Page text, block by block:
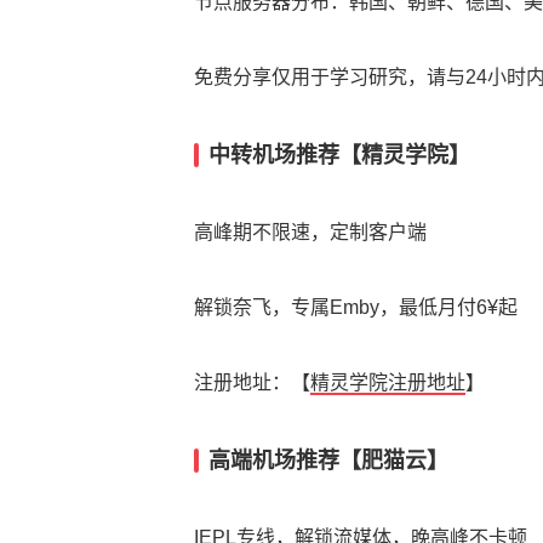
免费分享仅用于学习研究，请与24小时内
中转机场推荐【精灵学院】
高峰期不限速，定制客户端
解锁奈飞，专属Emby，最低月付6¥起
注册地址：【精灵学院注册地址】
高端机场推荐【肥猫云】
IEPL专线，解锁流媒体，晚高峰不卡顿